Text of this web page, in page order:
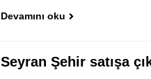
Devamını oku
Seyran Şehir satışa